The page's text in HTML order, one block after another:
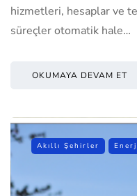
hizmetleri, hesaplar ve
süreçler otomatik hale…
OKUMAYA DEVAM ET
Akıllı Şehirler